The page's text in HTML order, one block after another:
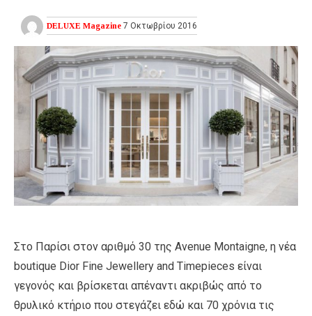
DELUXE Magazine 7 Οκτωβρίου 2016
Στο Παρίσι στον αριθμό 30 της Avenue Montaigne, η νέα
boutique Dior Fine Jewellery and Timepieces είναι
γεγονός και βρίσκεται απέναντι ακριβώς από το
θρυλικό κτήριο που στεγάζει εδώ και 70 χρόνια τις